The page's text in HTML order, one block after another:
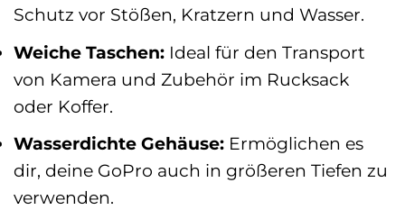
Schutz vor Stößen, Kratzern und Wasser.
Weiche Taschen: Ideal für den Transport
von Kamera und Zubehör im Rucksack
oder Koffer.
Wasserdichte Gehäuse: Ermöglichen es
dir, deine GoPro auch in größeren Tiefen zu
verwenden.